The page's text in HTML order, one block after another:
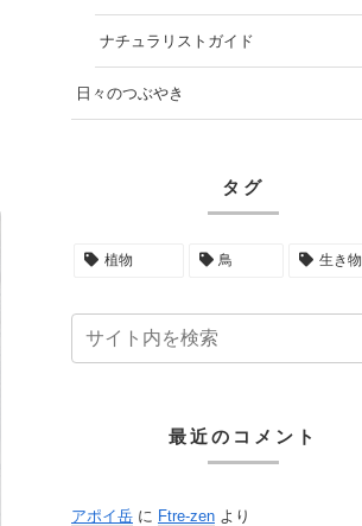
ナチュラリストガイド
日々のつぶやき
タグ
植物 鳥 生き物
最近のコメント
アポイ岳 に Ftre-zen より